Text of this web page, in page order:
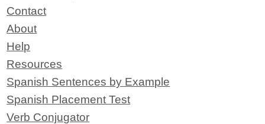
Contact
About
Help
Resources
Spanish Sentences by Example
Spanish Placement Test
Verb Conjugator